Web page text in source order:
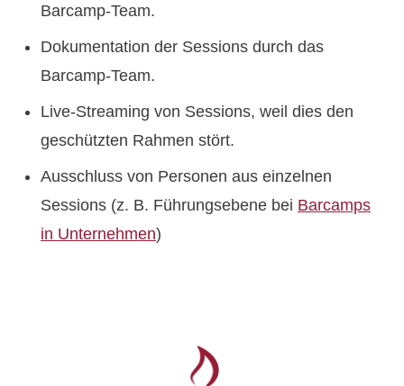
Barcamp-Team.
Dokumentation der Sessions durch das
Barcamp-Team.
Live-Streaming von Sessions, weil dies den
geschützten Rahmen stört.
Ausschluss von Personen aus einzelnen
Sessions (z. B. Führungsebene bei Barcamps
in Unternehmen)